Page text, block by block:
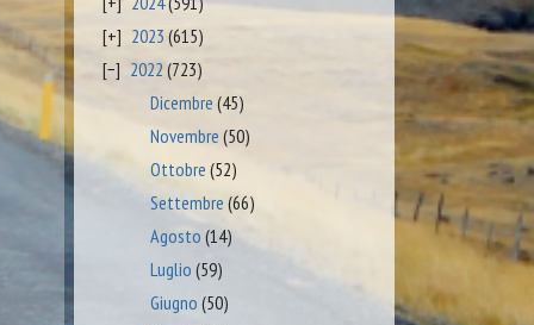
2023 (615)
2022 (723)
Dicembre (45)
Novembre (50)
Ottobre (52)
Settembre (66)
Agosto (14)
Luglio (59)
Giugno (50)